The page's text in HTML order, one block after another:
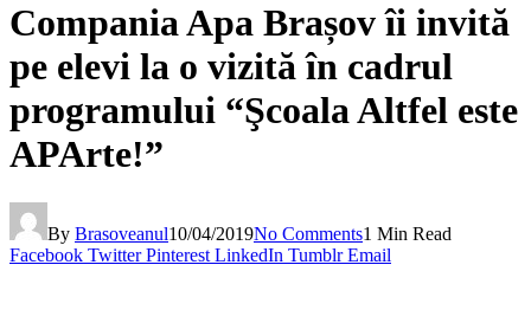
Compania Apa Brașov îi invită
pe elevi la o vizită în cadrul
programului “Şcoala Altfel este
APArte!”
By Brasoveanul10/04/2019No Comments1 Min Read
Facebook Twitter Pinterest LinkedIn Tumblr Email